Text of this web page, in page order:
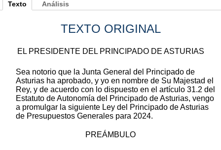
Texto
TEXTO ORIGINAL
EL PRESIDENTE DEL PRINCIPADO DE ASTURIAS
Sea notorio que la Junta General del Principado de
Asturias ha aprobado, y yo en nombre de Su Majestad el
Rey, y de acuerdo con lo dispuesto en el artículo 31.2 del
Estatuto de Autonomía del Principado de Asturias, vengo
a promulgar la siguiente Ley del Principado de Asturias
de Presupuestos Generales para 2024.
PREÁMBULO
Análisis